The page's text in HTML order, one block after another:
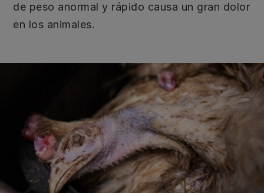
de peso anormal y rápido causa un gran dolor
en los animales.